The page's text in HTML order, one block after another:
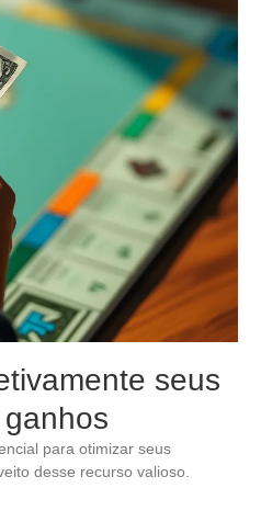
seus
para otimizar seus
desse recurso valioso.